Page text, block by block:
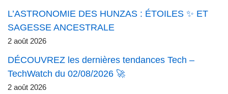
L’ASTRONOMIE DES HUNZAS : ÉTOILES ✨ ET
SAGESSE ANCESTRALE
2 août 2026
DÉCOUVREZ les dernières tendances Tech –
TechWatch du 02/08/2026 🚀
2 août 2026